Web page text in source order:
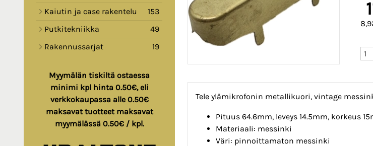
Kaiutin ja case rakentelu
153
Putkitekniikka
49
Rakennussarjat
19
Myymälän tiskiltä ostaessa
minimi kpl hinta 0.50€, eli
verkkokaupassa alle 0.50€
maksavat tuotteet maksavat
myymälässä 0.50€ / kpl.
Tele ylämikrofonin metallikuori, vintage
Pituus 64.6mm, leveys 14.5mm, korkeus
Materiaali: messinki
Väri: pinnoittamaton messinki